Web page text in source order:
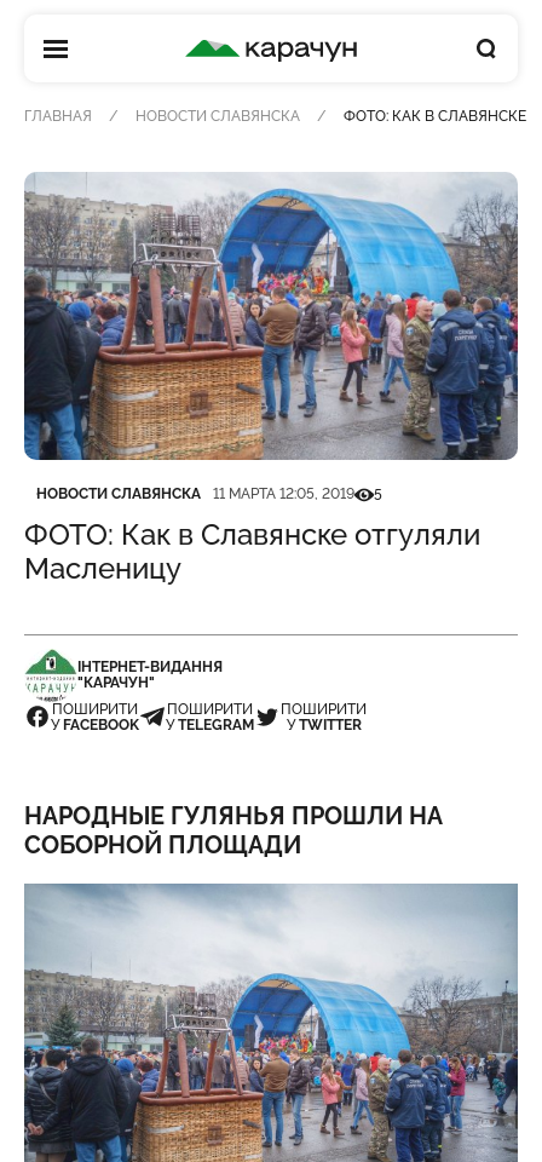
КАРАЧУН
ГЛАВНАЯ НОВОСТИ СЛАВЯНСКА ФОТО: КАК В СЛАВЯНСКЕ
Категория
НОВОСТИ СЛАВЯНСКА
Дата публикации 11 МАРТА 12:05, 2019Кількість переглядів
5
ФОТО: Как в Славянске отгуляли
Масленицу
ІНТЕРНЕТ-ВИДАННЯ
"КАРАЧУН"
ПОШИРИТИ
У FACEBOOK
ПОШИРИТИ
УTELEGRAM
ПОШИРИТИ
УTWITTER
НАРОДНЫЕ ГУЛЯНЬЯ ПРОШЛИ НА
СОБОРНОЙ ПЛОЩАДИ